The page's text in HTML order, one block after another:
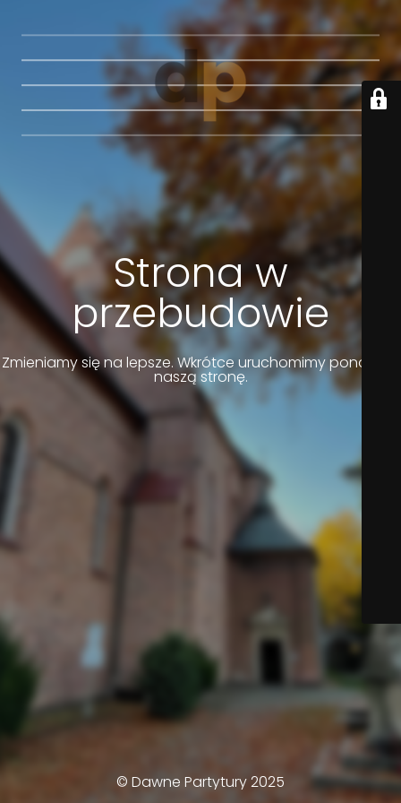
Strona w
przebudowie
Zmieniamy się na lepsze. Wkrótce uruchomimy ponownie
naszą stronę.
© Dawne Partytury 2025